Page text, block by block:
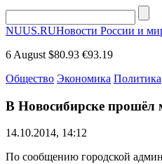
NUUS.RUНовости России и
6 August $80.93 €93.19
Общество Экономика Политика
В Новосибирске прошёл
14.10.2014, 14:12
По сообщению городской